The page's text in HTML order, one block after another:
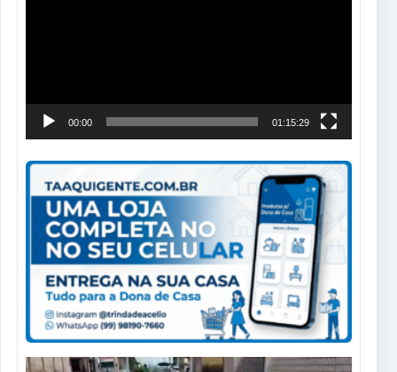
00:00 01:15:29
Tocador